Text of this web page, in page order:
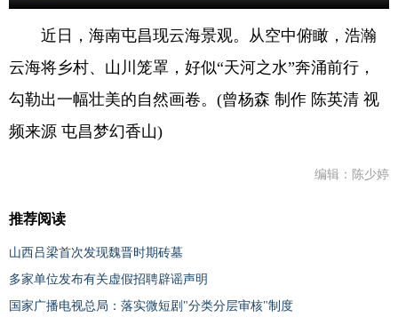
近日，海南屯昌现云海景观。从空中俯瞰，浩瀚
云海将乡村、山川笼罩，好似“天河之水”奔涌前行，
勾勒出一幅壮美的自然画卷。(曾杨森 制作 陈英清 视
频来源 屯昌梦幻香山)
编辑：陈少婷
推荐阅读
山西吕梁首次发现魏晋时期砖墓
多家单位发布有关虚假招聘辟谣声明
国家广播电视总局：落实微短剧"分类分层审核"制度